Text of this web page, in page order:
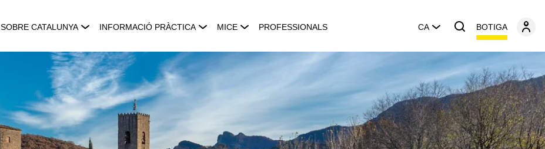
SOBRE CATALUNYA INFORMACIÓ PRÀCTICA MICE PROFESSIONALS CA BOTIGA